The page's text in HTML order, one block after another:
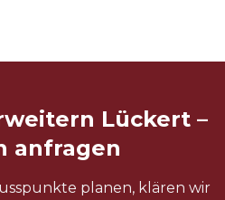
Lückert –
anfragen
planen, klären wir